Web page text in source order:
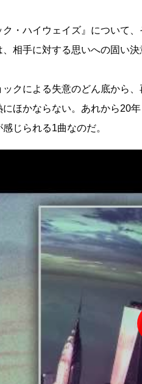
・ハイウェイズ』について
相手に対する思いへの固い決
ックによる失意のどん底から
ほかならない。あれから20
じられる1曲なのだ。